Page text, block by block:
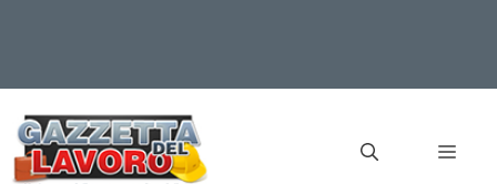
contenuto